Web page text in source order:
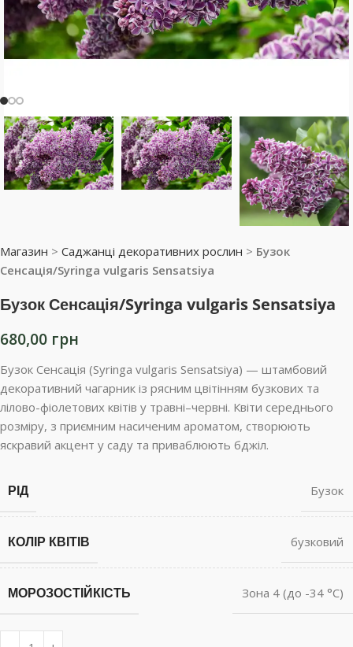
Магазин > Саджанці декоративних рослин > Бузок
Сенсація/Syringa vulgaris Sensatsiya
Бузок Сенсація/Syringa vulgaris Sensatsiya
680,00 грн
Бузок Сенсація (Syringa vulgaris Sensatsiya) — штамбовий
декоративний чагарник із рясним цвітінням бузкових та
лілово-фіолетових квітів у травні–червні. Квіти середнього
розміру, з приємним насиченим ароматом, створюють
яскравий акцент у саду та приваблюють бджіл.
РІД Бузок
КОЛІР КВІТІВ бузковий
МОРОЗОСТІЙКІСТЬ Зона 4 (до -34 °С)